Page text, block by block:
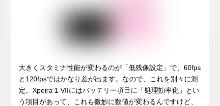
大きくスタミナ性能が変わるのが「低残像設定」で、60fps
と120fpsではかなり差が出ます。なので、これを別々に測
定。Xpeira 1 VIIにはバッテリー項目に「処理効率化」とい
う項目があって、これも微妙に数値が変わるんですけど、